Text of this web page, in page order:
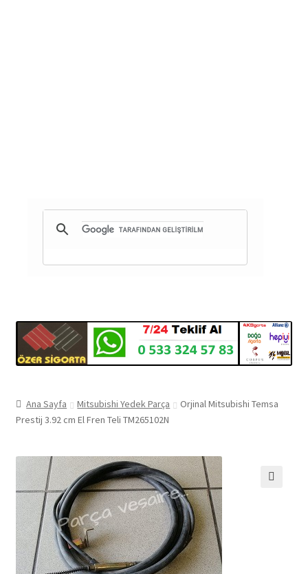
Ana Sayfa Mitsubishi Yedek Parça
Orjinal Mitsubishi Temsa
Prestij 3.92 cm El Fren Teli TM265102N